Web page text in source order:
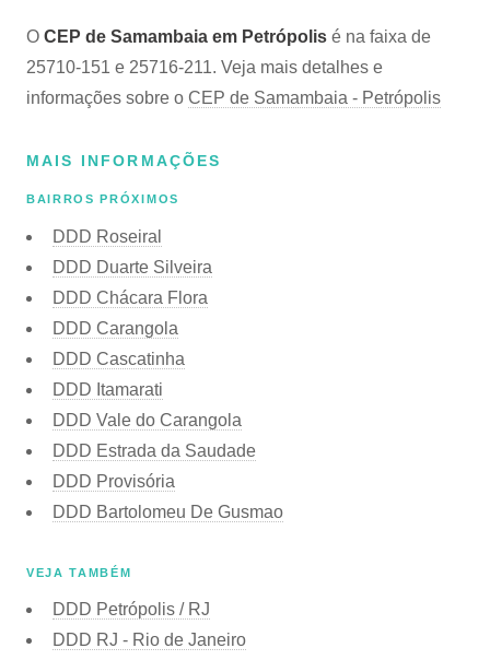
O CEP de Samambaia em Petrópolis é na faixa de
25710-151 e 25716-211. Veja mais detalhes e
informações sobre o CEP de Samambaia - Petrópolis
MAIS INFORMAÇÕES
BAIRROS PRÓXIMOS
DDD Roseiral
DDD Duarte Silveira
DDD Chácara Flora
DDD Carangola
DDD Cascatinha
DDD Itamarati
DDD Vale do Carangola
DDD Estrada da Saudade
DDD Provisória
DDD Bartolomeu De Gusmao
VEJA TAMBÉM
DDD Petrópolis / RJ
DDD RJ - Rio de Janeiro